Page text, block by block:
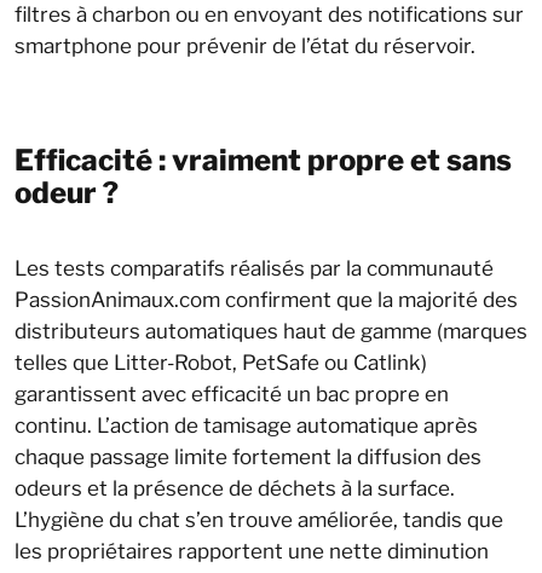
filtres à charbon ou en envoyant des notifications sur
smartphone pour prévenir de l’état du réservoir.
Efficacité : vraiment propre et sans
odeur ?
Les tests comparatifs réalisés par la communauté
PassionAnimaux.com confirment que la majorité des
distributeurs automatiques haut de gamme (marques
telles que Litter-Robot, PetSafe ou Catlink)
garantissent avec efficacité un bac propre en
continu. L’action de tamisage automatique après
chaque passage limite fortement la diffusion des
odeurs et la présence de déchets à la surface.
L’hygiène du chat s’en trouve améliorée, tandis que
les propriétaires rapportent une nette diminution